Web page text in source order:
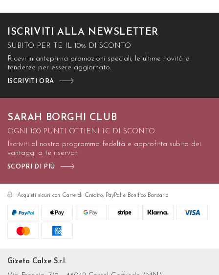
ISCRIVITI ALLA NEWSLETTER
SUBITO PER TE IL 10% DI SCONTO
Ricevi in anteprima promozioni speciali, le ultime novità e
tendenze per essere aggiornato.
ISCRIVITI ORA
SARAH BORGHI CLUB
OGNI 100 PUNTI OTTIENI 1€ DI SCONTO
Iscriviti al nostro programma fedeltà e approfitta subito dei
vantaggi a te riservati
SCOPRI DI PIÙ
Acquisti sicuri con Carte di Credito, PayPal e Bonifico Bancario
Gizeta Calze S.r.l.